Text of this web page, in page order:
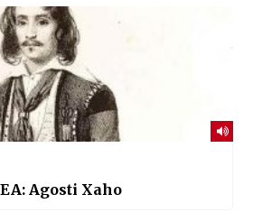
Agosti Xaho